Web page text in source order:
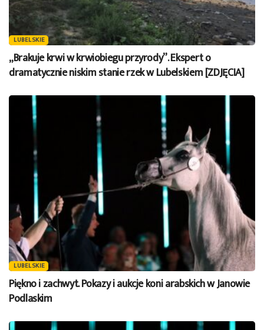
LUBELSKIE
„Brakuje krwi w krwiobiegu przyrody”. Ekspert o
dramatycznie niskim stanie rzek w Lubelskiem [ZDJĘCIA]
LUBELSKIE
Piękno i zachwyt. Pokazy i aukcje koni arabskich w Janowie
Podlaskim